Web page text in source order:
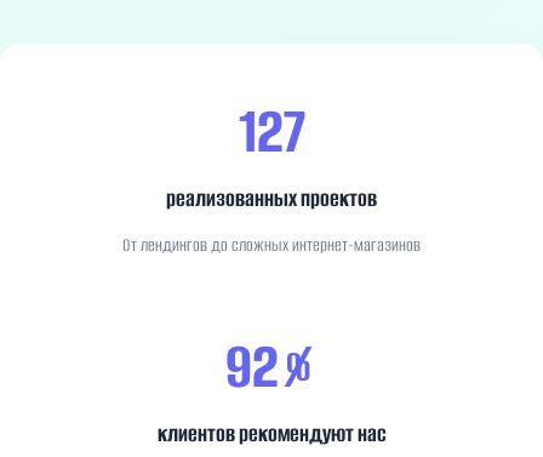
127
реализованных проектов
От лендингов до сложных интернет-магазинов
92%
клиентов рекомендуют нас